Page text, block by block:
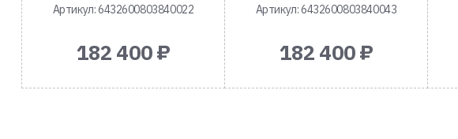
Артикул: 6432600803840022
182 400 ₽
Артикул: 6432600803840043
182 400 ₽